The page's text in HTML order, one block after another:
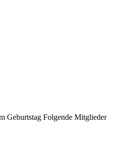
Folgende Mitglieder